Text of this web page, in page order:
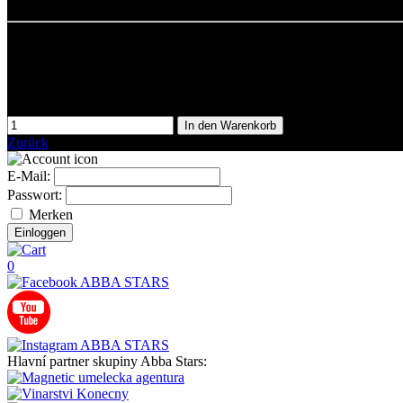
In den Warenkorb
Zurück
E-Mail:
Passwort:
Merken
0
Hlavní partner skupiny Abba Stars: